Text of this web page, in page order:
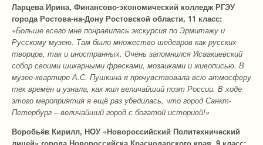
Ларцева Ирина, Финансово-экономический колледж РГЭУ
города Ростова-на-Дону Ростовской области, 11 класс:
«Больше всего мне понравилась экскурсия по Эрмитажу и
Русскому музею. Там было множество шедевров как русских
творцов, так и иностранных. Очень запомнился Исаакиевский
собор своими шикарными фресками, мозаиками и живописью. В
музее-квартире А.С. Пушкина я прочувствовала всю атмосферу
тех времён и узнала, как жил величайший поэт России. В ходе
этого мероприятия я ещё раз убедилась, что город Санкт-
Петербург – величайший город с богатой историей!»
Воробьёв Кирилл, НОУ «Новороссийский Политехнический